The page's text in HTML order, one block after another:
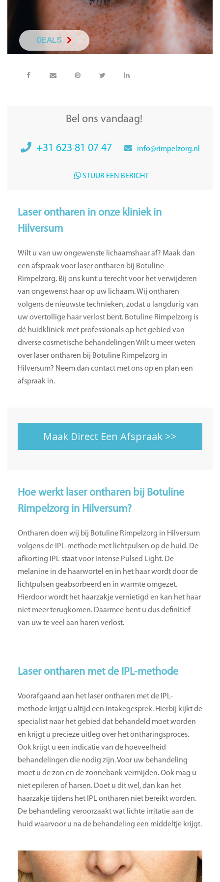
DEALS
Bel ons vandaag!
+31 623 81 07 47 info@rimpelzorg.nl
STUUR EEN BERICHT
Laser ontharen in onze kliniek in
Hilversum
Wilt u van uw ongewenste lichaamshaar af? Maak dan
een afspraak voor laser ontharen bij Botuline
Rimpelzorg. Bij ons kunt u terecht voor het verwijderen
van ongewenst haar op uw lichaam. Wij ontharen
volgens de nieuwste technieken, zodat u langdurig van
uw overtollige haar verlost bent. Botuline Rimpelzorg is
dé huidkliniek met professionals op het gebied van
diverse cosmetische behandelingen Wilt u meer weten
over laser ontharen bij Botuline Rimpelzorg in
Hilversum? Neem dan contact met ons op en plan een
afspraak in.
Maak Direct Een Afspraak >>
Hoe werkt laser ontharen bij Botuline
Rimpelzorg in Hilversum?
Ontharen doen wij bij Botuline Rimpelzorg in Hilversum
volgens de IPL-methode met lichtpulsen op de huid. De
afkorting IPL staat voor Intense Pulsed Light. De
melanine in de haarwortel en in het haar wordt door de
lichtpulsen geabsorbeerd en in warmte omgezet.
Hierdoor wordt het haarzakje vernietigd en kan het haar
niet meer terugkomen. Daarmee bent u dus definitief
van uw te veel aan haren verlost.
Laser ontharen met de IPL-methode
Voorafgaand aan het laser ontharen met de IPL-
methode krijgt u altijd een intakegesprek. Hierbij kijkt de
specialist naar het gebied dat behandeld moet worden
en krijgt u precieze uitleg over het ontharingsproces.
Ook krijgt u een indicatie van de hoeveelheid
behandelingen die nodig zijn. Voor uw behandeling
moet u de zon en de zonnebank vermijden. Ook mag u
niet epileren of harsen. Doet u dit wel, dan kan het
haarzakje tijdens het IPL ontharen niet bereikt worden.
De behandeling veroorzaakt wat lichte irritatie aan de
huid waarvoor u na de behandeling een middeltje krijgt.